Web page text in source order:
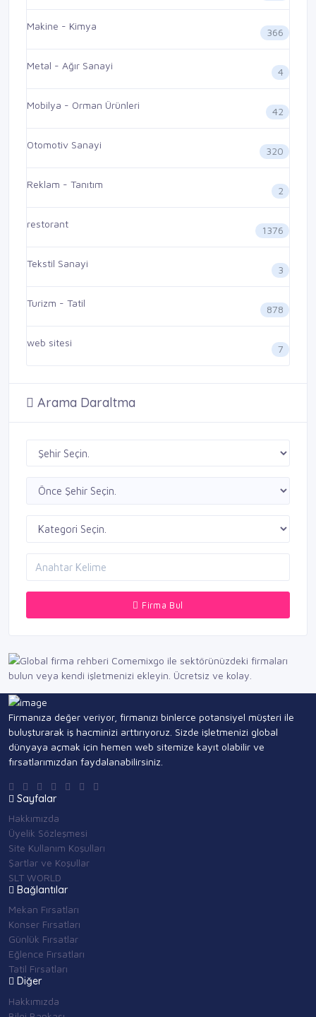
Makine - Kimya
366
Metal - Ağır Sanayi
4
Mobilya - Orman Ürünleri
42
Otomotiv Sanayi
320
Reklam - Tanıtım
2
restorant
1376
Tekstil Sanayi
3
Turizm - Tatil
878
web sitesi
7
Arama Daraltma
Firma Bul
Firmanıza değer veriyor, firmanızı binlerce potansiyel müşteri ile
buluşturarak iş hacminizi arttırıyoruz. Sizde işletmenizi global
dünyaya açmak için hemen web sitemize kayıt olabilir ve
fırsatlarımızdan faydalanabilirsiniz.
Sayfalar
Hakkımızda
Üyelik Sözleşmesi
Site Kullanım Koşulları
Şartlar ve Koşullar
SLT WORLD
Bağlantılar
Mekan Fırsatları
Konser Fırsatları
Günlük Fırsatlar
Eğlence Fırsatları
Tatil Fırsatları
Diğer
Hakkımızda